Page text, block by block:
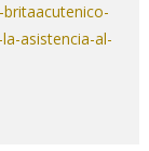
asistencia-al-